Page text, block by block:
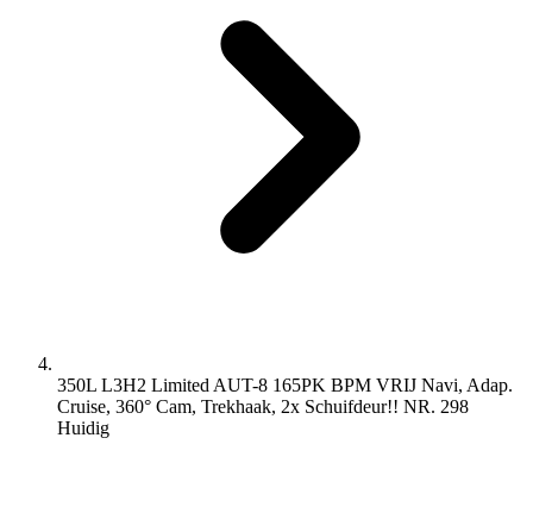
350L L3H2 Limited AUT-8 165PK BPM VRIJ Navi, Adap.
Cruise, 360° Cam, Trekhaak, 2x Schuifdeur!! NR. 298
Huidig